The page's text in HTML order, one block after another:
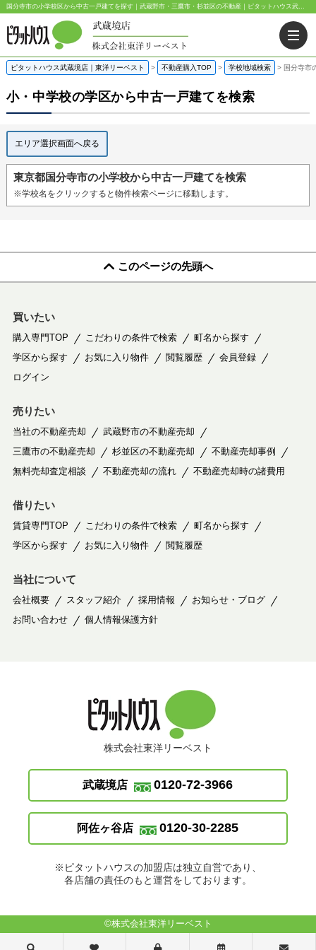
国分寺市の小学校区から中古一戸建てを探す｜武蔵野市・三鷹市・杉並区の不動産｜ピタットハウス武蔵境店・阿佐ヶ谷店
ピタットハウス武蔵境店｜東洋リーベスト > 不動産購入TOP > 学校地域検索 > 国分寺市
小・中学校の学区から中古一戸建てを検索
エリア選択画面へ戻る
東京都国分寺市の小学校から中古一戸建てを検索
※学校名をクリックすると物件検索ページに移動します。
このページの先頭へ
買いたい
購入専門TOP こだわりの条件で検索
町名から探す
学区から探す
お気に入り物件 閲覧履歴
会員登録
ログイン
売りたい
当社の不動産売却
武蔵野市の不動産売却
三鷹市の不動産売却
杉並区の不動産売却
不動産売却事例
無料売却査定相談
不動産売却の流れ 不動産売却時の諸費用
借りたい
賃貸専門TOP こだわりの条件で検索
町名から探す
学区から探す
お気に入り物件 閲覧履歴
当社について
会社概要 スタッフ紹介 採用情報
お知らせ・ブログ
お問い合わせ
個人情報保護方針
株式会社東洋リーベスト
武蔵境店 0120-72-3966
阿佐ヶ谷店 0120-30-2285
※ピタットハウスの加盟店は独立自営であり、
各店舗の責任のもと運営をしております。
©株式会社東洋リーベスト